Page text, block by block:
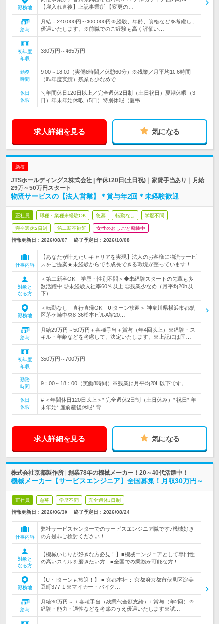
勤務地
【雇入れ直後】上記事業所 【変更の…
給与
月給：240,000円～300,000円※経験、年齢、資格などを考慮し、
優遇いたします。※前職でのご経験も高く評価い…
初年度
年収
330万円～465万円
勤務
時間
9:00～18:00（実働8時間／休憩60分）※残業／月平均10.6時間
（昨年度実績）残業も少なめで…
休日
休暇
＼年間休日120日以上／完全週休2日制（土日祝日）夏期休暇（3
日）年末年始休暇（5日）特別休暇（慶弔…
求人詳細を見る 気になる
新着
JTSホールディングス株式会社 | 年休120日(土日祝)｜家賃手当あり｜月給
29万～50万円スタート
物流サービスの【法人営業】＊賞与年2回＊未経験歓迎
正社員 職種・業種未経験OK 急募 転勤なし 学歴不問
完全週休2日制 第二新卒歓迎 女性のおしごと掲載中
情報更新日：2026/08/07 終了予定日： 2026/10/08
仕事内容
【あなたが叶えたいキャリアを実現】法人のお客様に物流サービ
スをご提案★未経験からでも成長できる環境が整っています！
対象と
なる方
＜第二新卒OK｜学歴・性別不問＞◆未経験スタートの先輩も多
数活躍中 ◎未経験入社率60％以上 ◎残業少なめ（月平均20h以
下）
勤務地
＜転勤なし｜直行直帰OK｜UIターン歓迎＞ 神奈川県横浜市都筑
区茅ケ崎中央8-36松本ビルA館20…
給与
月給29万円～50万円＋各種手当＋賞与（年4回以上）※経験・ス
キル・年齢などを考慮して、決定いたします。※上記には固…
初年度
年収
350万円～700万円
勤務
時間
9：00～18：00（実働8時間）※残業は月平均20H以下です。
休日
休暇
# ＜年間休日120日以上＞* 完全週休2日制（土日休み）* 祝日* 年
末年始* 産前産後休暇* 育…
求人詳細を見る 気になる
株式会社京都製作所 | 創業78年の機械メーカー！20～40代活躍中！
機械メーカー【サービスエンジニア】全国募集！月収30万円～
正社員 急募 学歴不問 完全週休2日制
情報更新日：2026/06/30 終了予定日： 2026/08/24
仕事内容
弊社サービスセンターでのサービスエンジニア職です♪機械好き
の方是非ご検討ください！
対象と
なる方
【機械いじりが好きな方必見！】■機械エンジニアとして専門性
の高いスキルを磨きたい方 ■全国での業務が可能な方！
勤務地
【U・Iターンも歓迎！】 ■ 京都本社： 京都府京都市伏見区淀美
豆町377-1 ※マイカー・バイク…
給与
月給30万円～ + 各種手当（残業代全額支給）+ 賞与（年2回）※
経験・能力・適性などを考慮のうえ優遇いたします※試…